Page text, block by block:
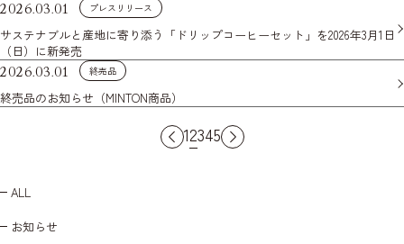
2026.03.01 プレスリリース
サステナブルと産地に寄り添う「ドリップコーヒーセット」を2026年3月1日
（日）に新発売
2026.03.01 終売品
終売品のお知らせ（MINTON商品）
12345
ALL
お知らせ